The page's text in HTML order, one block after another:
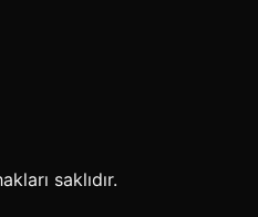
saklıdır.